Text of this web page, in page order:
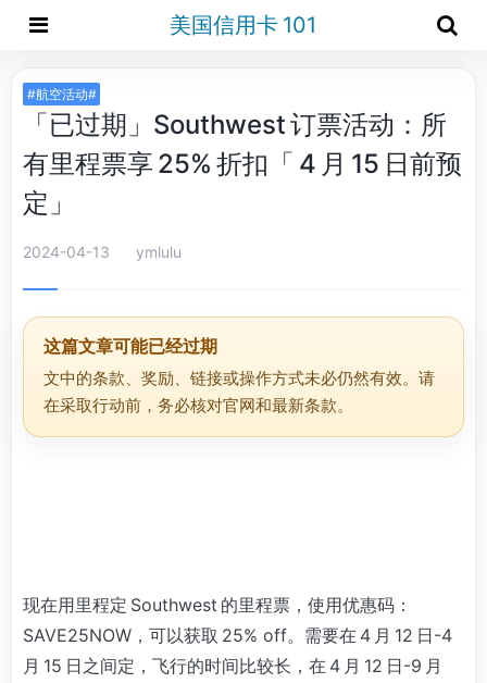
美国信用卡 101
#航空活动#
「已过期」Southwest 订票活动：所
有里程票享 25% 折扣「 4 月 15 日前预
定」
2024-04-13 ymlulu
这篇文章可能已经过期
文中的条款、奖励、链接或操作方式未必仍然有效。请
在采取行动前，务必核对官网和最新条款。
现在用里程定 Southwest 的里程票，使用优惠码：
SAVE25NOW，可以获取 25% off。需要在 4 月 12 日-4
月 15 日之间定，飞行的时间比较长，在 4 月 12 日-9 月